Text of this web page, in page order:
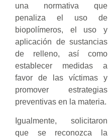
una normativa que
penaliza el uso de
biopolímeros, el uso y
aplicación de sustancias
de relleno, así como
establecer medidas a
favor de las víctimas y
promover estrategias
preventivas en la materia.
Igualmente, solicitaron
que se reconozca la